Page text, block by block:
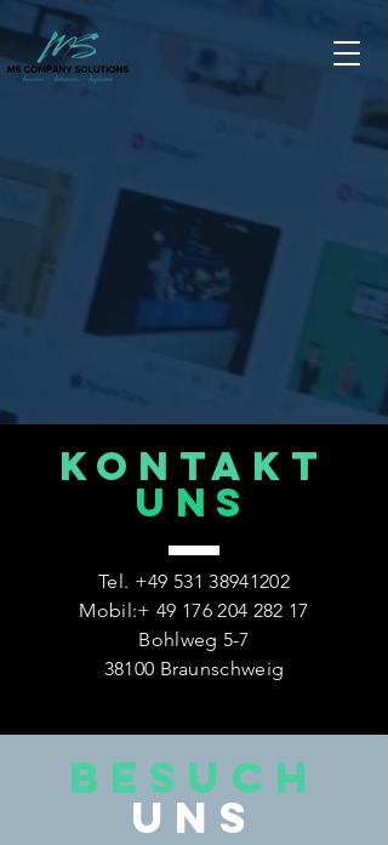
KONTAKT
UNS
Tel. +49 531 38941202
Mobil:+49 176 204 282 17
Bohlweg 5-7
38100 Braunschweig
BESUCH
UNS